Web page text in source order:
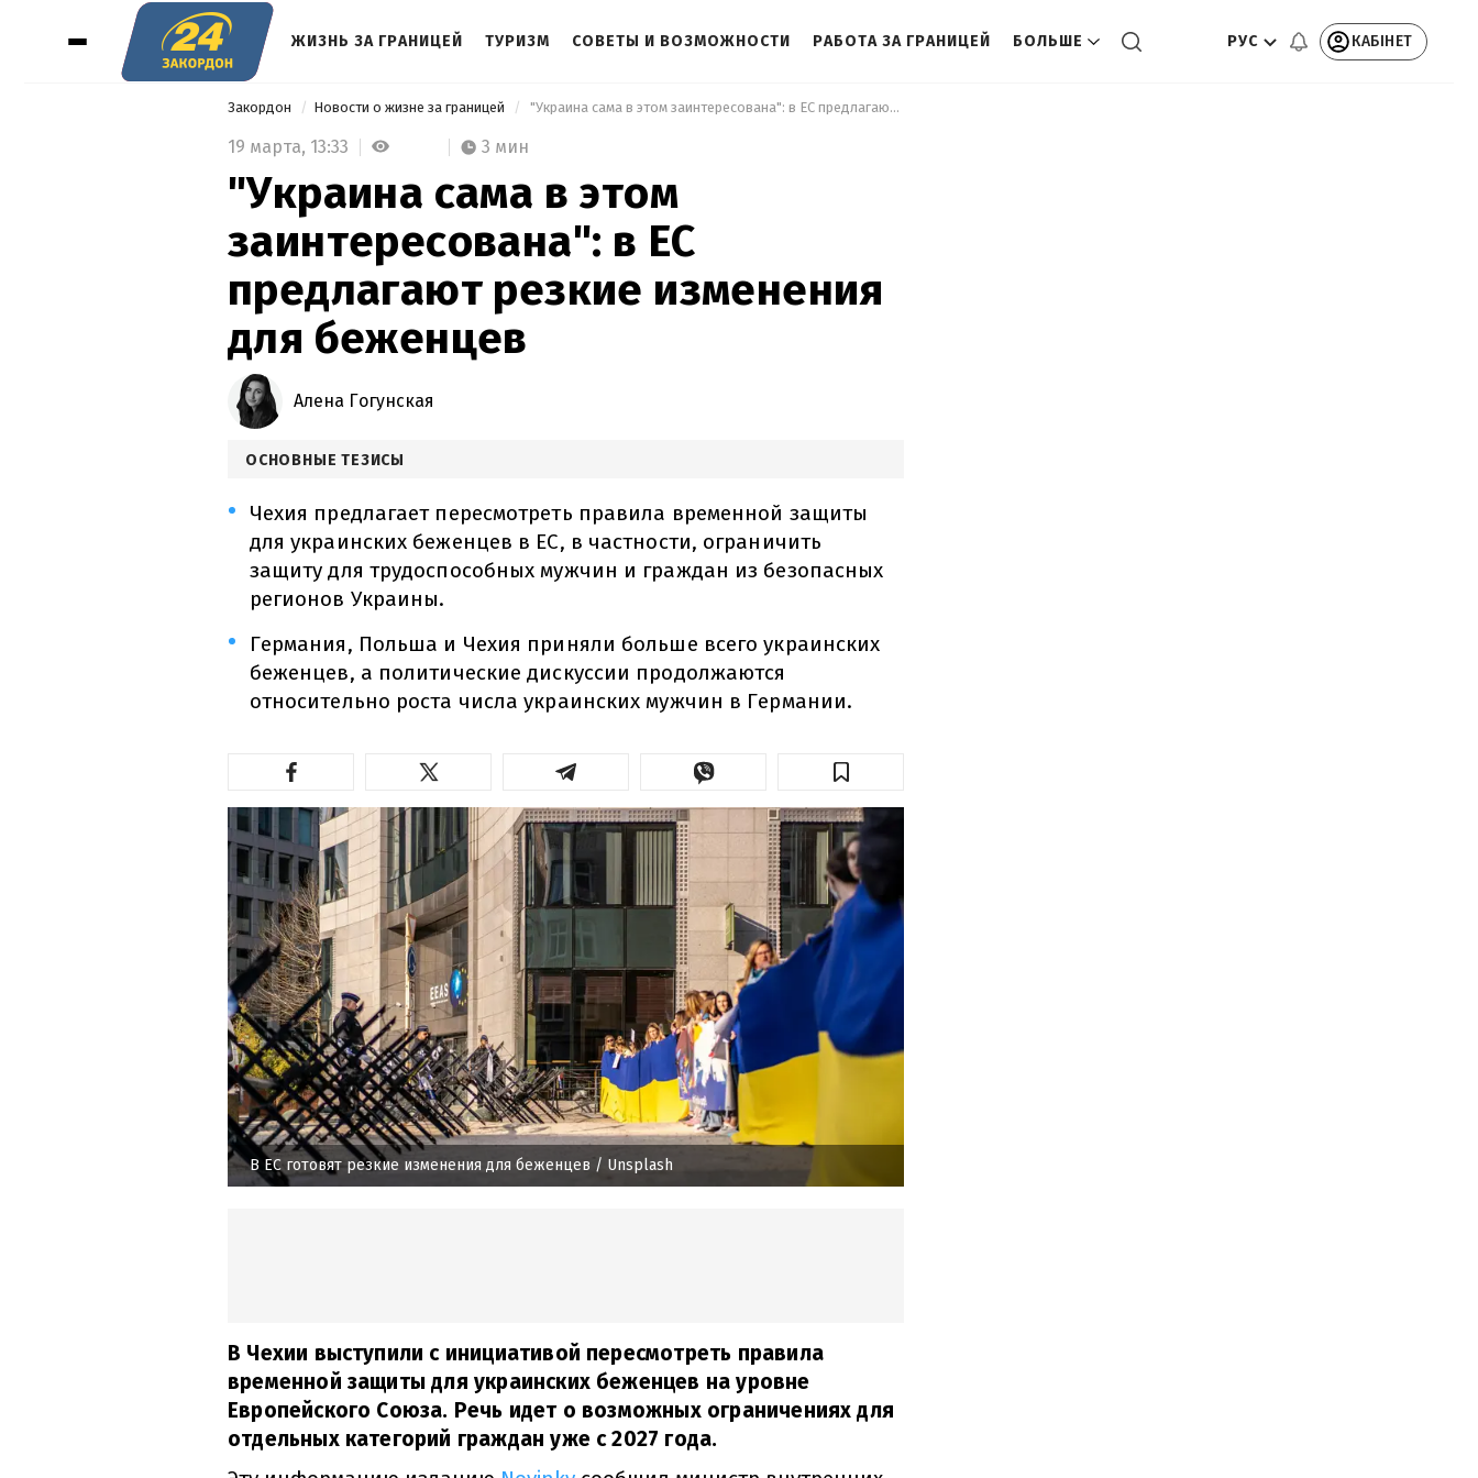
ЖИЗНЬ ЗА ГРАНИЦЕЙ ТУРИЗМ СОВЕТЫ И ВОЗМОЖНОСТИ РАБОТА ЗА ГРАНИЦЕЙ БОЛЬШЕ РУС КАБІНЕТ
Закордон Новости о жизне за границей "Украина сама в этом заинтересована": в ЕС предлагают резкие изменения для беженцев
19 марта, 13:33 3 мин
"Украина сама в этом
заинтересована": в ЕС
предлагают резкие изменения
для беженцев
Алена Гогунская
ОСНОВНЫЕ ТЕЗИСЫ
Чехия предлагает пересмотреть правила временной защиты
для украинских беженцев в ЕС, в частности, ограничить
защиту для трудоспособных мужчин и граждан из безопасных
регионов Украины.
Германия, Польша и Чехия приняли больше всего украинских
беженцев, а политические дискуссии продолжаются
относительно роста числа украинских мужчин в Германии.
В ЕС готовят резкие изменения для беженцев / Unsplash
В Чехии выступили с инициативой пересмотреть правила
временной защиты для украинских беженцев на уровне
Европейского Союза. Речь идет о возможных ограничениях для
отдельных категорий граждан уже с 2027 года.